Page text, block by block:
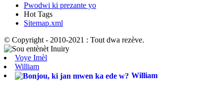
Pwodwi ki prezante yo
Hot Tags
Sitemap.xml
© Copyright - 2010-2021 : Tout dwa rezève.
Voye Imèl
William
William